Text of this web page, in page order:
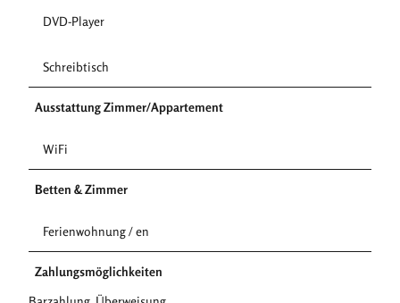
DVD-Player
Schreibtisch
Ausstattung Zimmer/Appartement
WiFi
Betten & Zimmer
Ferienwohnung / en
Zahlungsmöglichkeiten